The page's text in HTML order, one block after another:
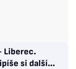
Liberec.
si další